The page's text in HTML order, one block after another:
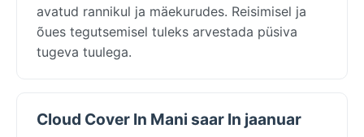
avatud rannikul ja mäekurudes. Reisimisel ja
õues tegutsemisel tuleks arvestada püsiva
tugeva tuulega.
Cloud Cover In Mani saar In jaanuar